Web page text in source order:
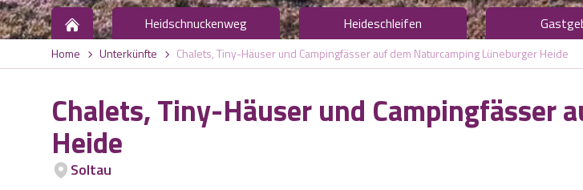
Heidschnuckenweg Heideschleifen
Home Unterkünfte Chalets, Tiny-Häuser und Campingfässer auf dem Naturcamping Lüneburger Heide
Chalets, Tiny-Häuser und Campingfässer
Heide
Soltau